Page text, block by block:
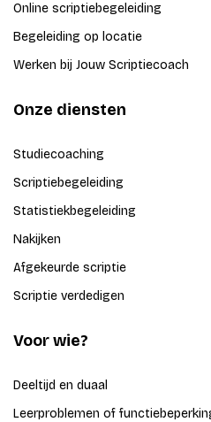
Online scriptiebegeleiding
Begeleiding op locatie
Werken bij Jouw Scriptiecoach
Onze diensten
Studiecoaching
Scriptiebegeleiding
Statistiekbegeleiding
Nakijken
Afgekeurde scriptie
Scriptie verdedigen
Voor wie?
Deeltijd en duaal
Leerproblemen of